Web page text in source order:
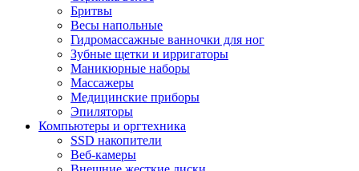
Бритвы
Весы напольные
Гидромассажные ванночки для ног
Зубные щетки и ирригаторы
Маникюрные наборы
Массажеры
Медицинские приборы
Эпиляторы
Компьютеры и оргтехника
SSD накопители
Веб-камеры